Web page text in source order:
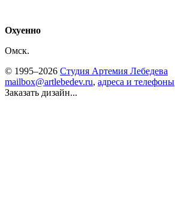
Охуенно
Омск.
© 1995–2026 Студия Артемия Лебедева
mailbox@artlebedev.ru, адреса и телефоны
Заказать дизайн...